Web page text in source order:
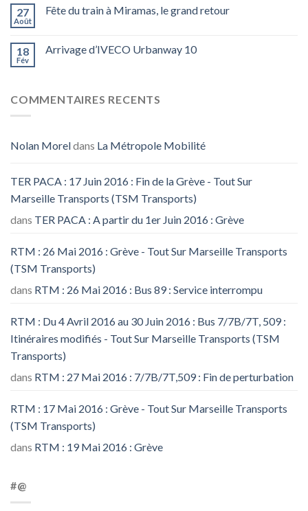
27
Août
Fête du train à Miramas, le grand retour
18
Fév
Arrivage d’IVECO Urbanway 10
COMMENTAIRES RECENTS
Nolan Moreldans La Métropole Mobilité
TER PACA : 17 Juin 2016 : Fin de la Grève - Tout Sur
Marseille Transports (TSM Transports)
dans TER PACA : A partir du 1er Juin 2016 : Grève
RTM : 26 Mai 2016 : Grève - Tout Sur Marseille Transports
(TSM Transports)
dans RTM : 26 Mai 2016 : Bus 89 : Service interrompu
RTM : Du 4 Avril 2016 au 30 Juin 2016 : Bus 7/7B/7T, 509 :
Itinéraires modifiés - Tout Sur Marseille Transports (TSM
Transports)
dans RTM : 27 Mai 2016 : 7/7B/7T,509 : Fin de perturbation
RTM : 17 Mai 2016 : Grève - Tout Sur Marseille Transports
(TSM Transports)
dans RTM : 19 Mai 2016 : Grève
#@